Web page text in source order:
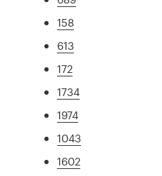
158
613
172
1734
1974
1043
1602